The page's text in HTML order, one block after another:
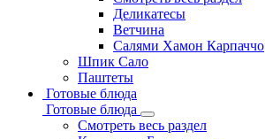
Деликатесы
Ветчина
Салями Хамон Карпаччо
Шпик Сало
Паштеты
Готовые блюда
Готовые блюда
Смотреть весь раздел